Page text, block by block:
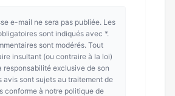
e-mail ne sera pas publiée. Les
sont indiqués avec *.
sont modérés. Tout
insultant (ou contraire à la loi)
responsabilité exclusive de son
avis sont sujets au traitement de
conforme à notre politique de